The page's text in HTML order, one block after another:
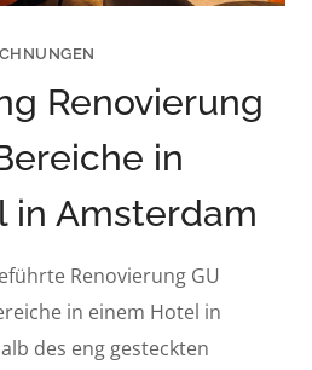
Renovierung
in
in Amsterdam
Renovierung GU
in einem Hotel in
des eng gesteckten